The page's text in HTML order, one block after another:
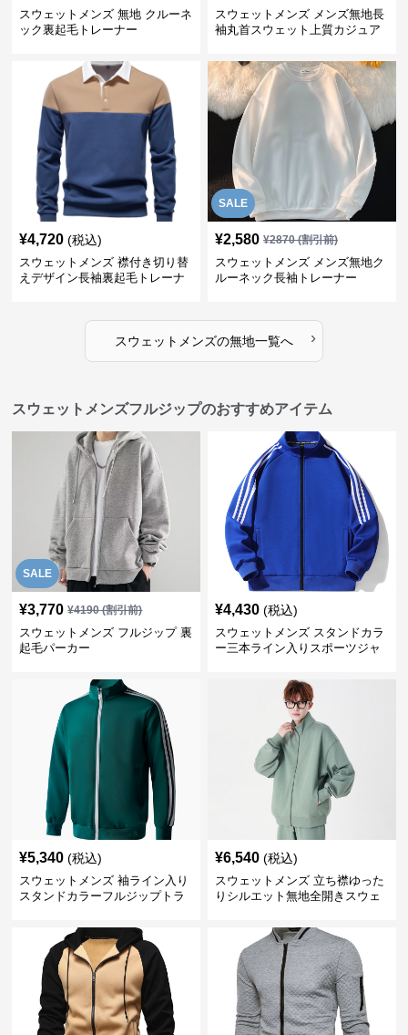
スウェットメンズ 無地 クルーネ
ック裏起毛トレーナー
スウェットメンズ メンズ無地長
袖丸首スウェット上質カジュア
¥4,720 (税込)
スウェットメンズ 襟付き切り替
えデザイン長袖裏起毛トレーナ
SALE
¥2,580 ¥2870(割引前)
スウェットメンズ メンズ無地ク
ルーネック長袖トレーナー
スウェットメンズの無地一覧へ ›
スウェットメンズフルジップのおすすめアイテム
SALE
¥3,770 ¥4190(割引前)
スウェットメンズ フルジップ 裏
起毛パーカー
¥4,430 (税込)
スウェットメンズ スタンドカラ
ー三本ライン入りスポーツジャ
¥5,340 (税込)
スウェットメンズ 袖ライン入り
スタンドカラーフルジップトラ
¥6,540 (税込)
スウェットメンズ 立ち襟ゆった
りシルエット無地全開きスウェ